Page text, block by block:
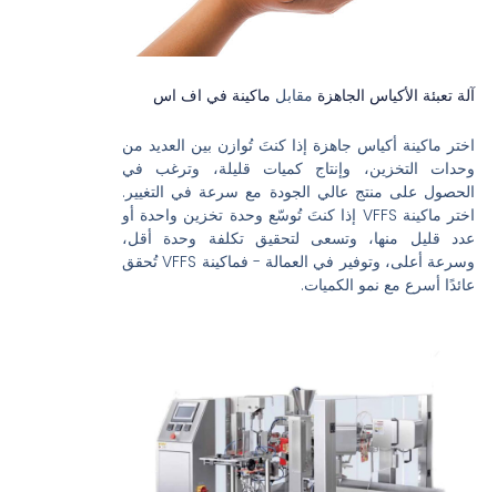
آلة تعبئة الأكياس الجاهزةمقابلماكينة في اف اس
اختر ماكينة أكياس جاهزة إذا كنتَ تُوازن بين العديد من
وحدات التخزين، وإنتاج كميات قليلة، وترغب في
الحصول على منتج عالي الجودة مع سرعة في التغيير.
اختر ماكينة VFFS إذا كنتَ تُوسّع وحدة تخزين واحدة أو
عدد قليل منها، وتسعى لتحقيق تكلفة وحدة أقل،
وسرعة أعلى، وتوفير في العمالة - فماكينة VFFS تُحقق
عائدًا أسرع مع نمو الكميات.